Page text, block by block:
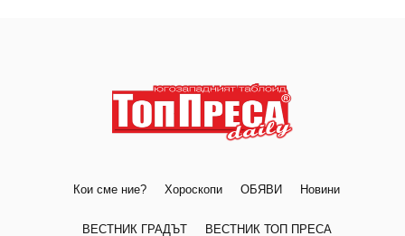
Кои сме ние? Хороскопи ОБЯВИ Новини
ВЕСТНИК ГРАДЪТ ВЕСТНИК ТОП ПРЕСА